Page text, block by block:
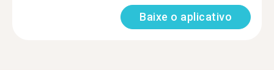
Baixe o aplicativo